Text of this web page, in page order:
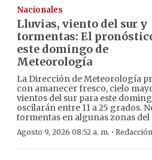
Nacionales
Lluvias, viento del sur y
tormentas: El
este domingo de
Meteorología
La Dirección de Meteorología
con amanecer fresco, cielo
vientos del sur para este
oscilarán entre 11 a 25 grados.
tormentas en algunas zonas del
Agosto 9, 2026 08:52 a. m. ·